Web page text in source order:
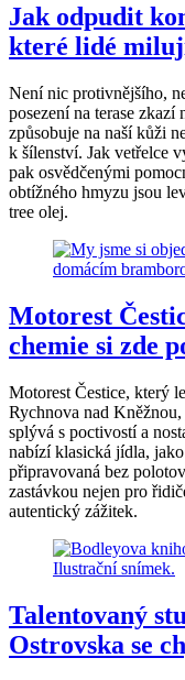
Jak odpudit
které lidé
Není nic protivnějšího,
posezení na terase
způsobuje na naší kůži
k šílenství. Jak vetřelce
pak osvědčenými
obtížného hmyzu jsou
tree olej.
Motorest
chemie si zde
Motorest Čestice, který
Rychnova nad
splývá s poctivostí a
nabízí klasická jídla,
připravovaná bez
zastávkou nejen pro
autentický zážitek.
Talentovaný
Ostrovska se